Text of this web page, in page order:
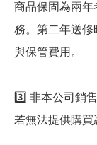
商品保固為兩年
務。第二年送修
與保管費用。
3️⃣ 非本公司銷
若無法提供購買